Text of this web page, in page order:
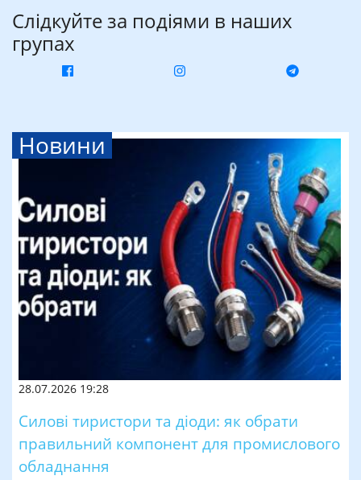
Слідкуйте за подіями в наших
групах
Новини
28.07.2026 19:28
Силові тиристори та діоди: як обрати
правильний компонент для промислового
обладнання